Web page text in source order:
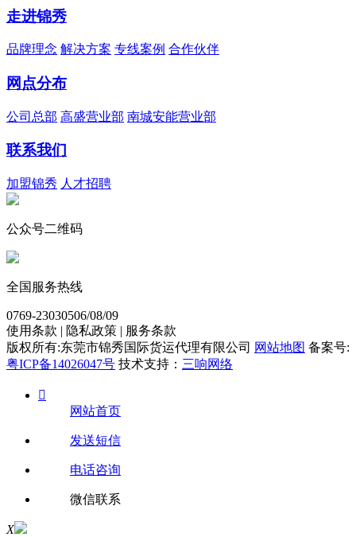
走进锦秀
品牌理念 解决方案 专线案例 合作伙伴
网点分布
公司总部 高盛营业部 南城安能营业部
联系我们
加盟锦秀 人才招聘
公众号二维码
全国服务热线
0769-23030506/08/09
使用条款 | 隐私政策 | 服务条款
版权所有:东莞市锦秀国际货运代理有限公司 网站地图 备案号:
粤ICP备14026047号 技术支持： 三响网络

网站首页
发送短信
电话咨询
微信联系
X